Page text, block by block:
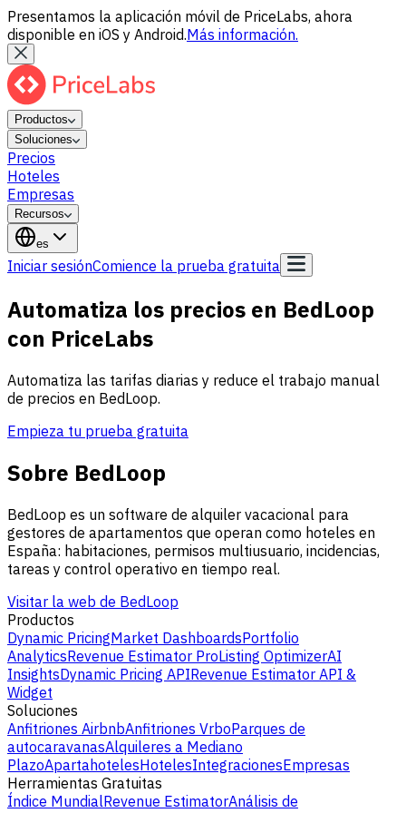
Presentamos la aplicación móvil de PriceLabs, ahora
disponible en iOS y Android.Más información.
Productos
Soluciones
Precios
Hoteles
Empresas
Recursos
es
Iniciar sesiónComience la prueba gratuita
Automatiza los precios en BedLoop
con PriceLabs
Automatiza las tarifas diarias y reduce el trabajo manual
de precios en BedLoop.
Empieza tu prueba gratuita
Sobre BedLoop
BedLoop es un software de alquiler vacacional para
gestores de apartamentos que operan como hoteles en
España: habitaciones, permisos multiusuario, incidencias,
tareas y control operativo en tiempo real.
Visitar la web de BedLoop
Productos
Dynamic PricingMarket DashboardsPortfolio
AnalyticsRevenue Estimator ProListing OptimizerAI
InsightsDynamic Pricing APIRevenue Estimator API &
Widget
Soluciones
Anfitriones AirbnbAnfitriones VrboParques de
autocaravanasAlquileres a Mediano
PlazoApartahotelesHotelesIntegracionesEmpresas
Herramientas Gratuitas
Índice MundialRevenue EstimatorAnálisis de